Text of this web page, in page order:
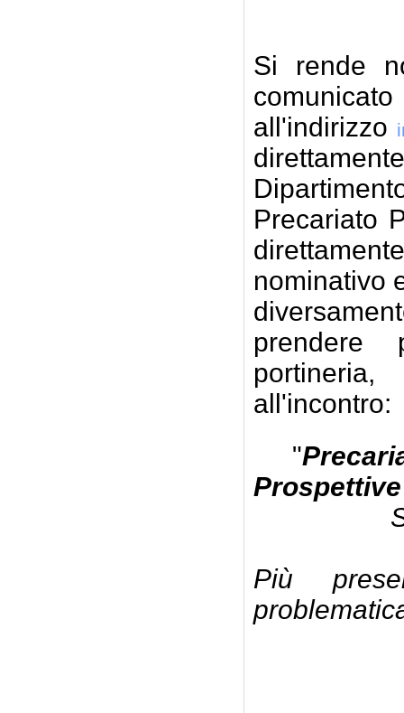
Si rende
all'indirizzo
Precariato
nominativo
prendere
all'incontro:
"
Più